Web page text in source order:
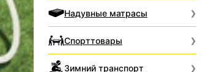
Надувные матрасы
Спорттовары
Зимний транспорт